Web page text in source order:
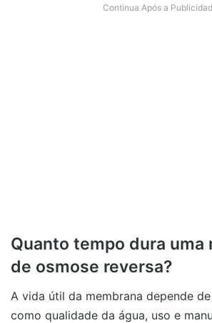
Continua Após a
Quanto tempo dura uma
de osmose reversa?
A vida útil da membrana depende
como qualidade da água, uso e